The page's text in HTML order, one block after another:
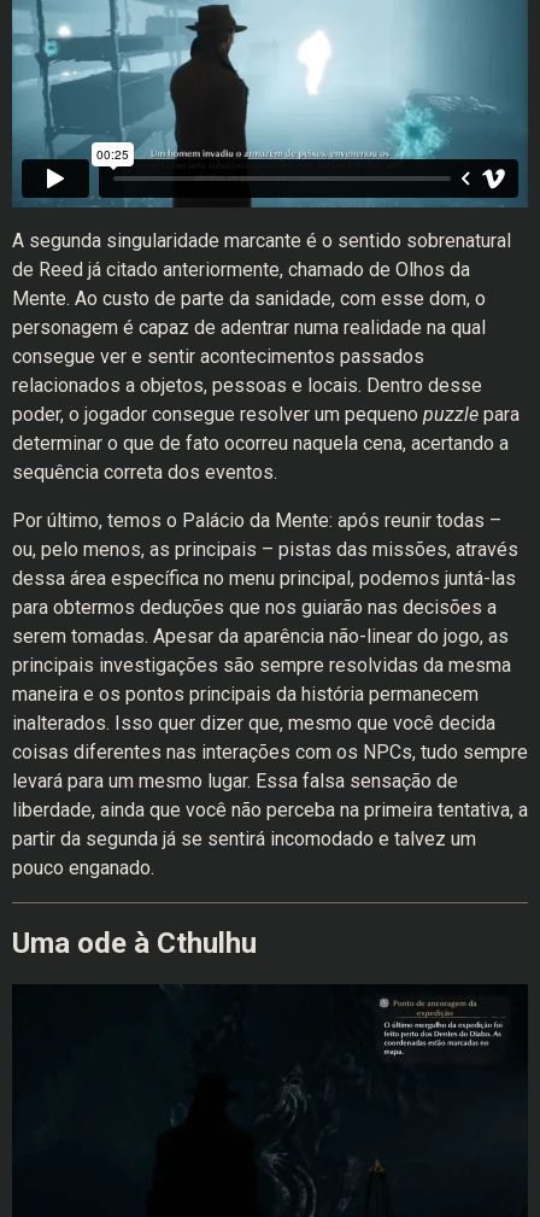
A segunda singularidade marcante é o sentido sobrenatural
de Reed já citado anteriormente, chamado de Olhos da
Mente. Ao custo de parte da sanidade, com esse dom, o
personagem é capaz de adentrar numa realidade na qual
consegue ver e sentir acontecimentos passados
relacionados a objetos, pessoas e locais. Dentro desse
poder, o jogador consegue resolver um pequeno puzzle para
determinar o que de fato ocorreu naquela cena, acertando a
sequência correta dos eventos.
Por último, temos o Palácio da Mente: após reunir todas –
ou, pelo menos, as principais – pistas das missões, através
dessa área específica no menu principal, podemos juntá-las
para obtermos deduções que nos guiarão nas decisões a
serem tomadas. Apesar da aparência não-linear do jogo, as
principais investigações são sempre resolvidas da mesma
maneira e os pontos principais da história permanecem
inalterados. Isso quer dizer que, mesmo que você decida
coisas diferentes nas interações com os NPCs, tudo sempre
levará para um mesmo lugar. Essa falsa sensação de
liberdade, ainda que você não perceba na primeira tentativa, a
partir da segunda já se sentirá incomodado e talvez um
pouco enganado.
Uma ode à Cthulhu